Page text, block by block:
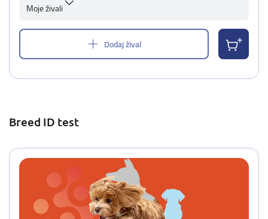
Moje živali
Dodaj žival
Breed ID test